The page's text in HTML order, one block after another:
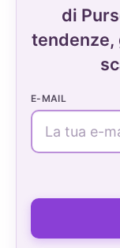
di
tendenze,
E-MAIL